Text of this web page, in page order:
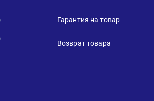
Гарантия на товар
Возврат товара